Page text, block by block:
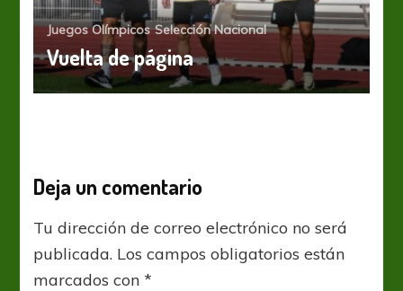
Juegos Olímpicos Selección Nacional
Vuelta de página
Deja un comentario
Tu dirección de correo electrónico no será
publicada. Los campos obligatorios están
marcados con*